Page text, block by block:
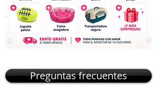
Preguntas frecuentes